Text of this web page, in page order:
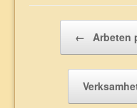
← Arbeten